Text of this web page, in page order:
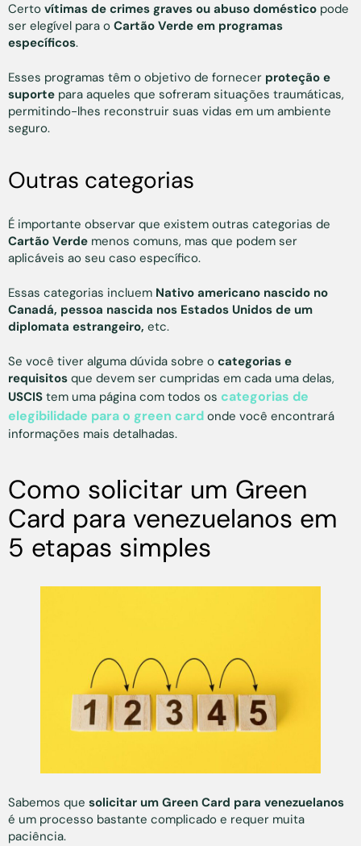
Certo vítimas de crimes graves ou abuso doméstico pode
ser elegível para o Cartão Verde em programas
específicos.
Esses programas têm o objetivo de fornecer proteção e
suporte para aqueles que sofreram situações traumáticas,
permitindo-lhes reconstruir suas vidas em um ambiente
seguro.
Outras categorias
É importante observar que existem outras categorias de
Cartão Verde menos comuns, mas que podem ser
aplicáveis ao seu caso específico.
Essas categorias incluem Nativo americano nascido no
Canadá, pessoa nascida nos Estados Unidos de um
diplomata estrangeiro, etc.
Se você tiver alguma dúvida sobre o categorias e
requisitos que devem ser cumpridas em cada uma delas,
USCIS tem uma página com todos os categorias de
elegibilidade para o green card onde você encontrará
informações mais detalhadas.
Como solicitar um Green
Card para venezuelanos em
5 etapas simples
Sabemos que solicitar um Green Card para venezuelanos
é um processo bastante complicado e requer muita
paciência.